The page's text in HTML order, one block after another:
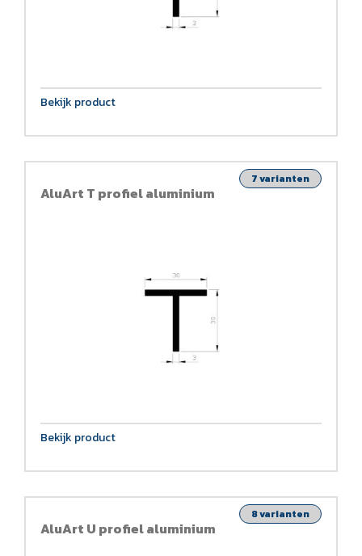
Bekijk product
AluArt T profiel aluminium
7 varianten
Bekijk product
AluArt U profiel aluminium
8 varianten